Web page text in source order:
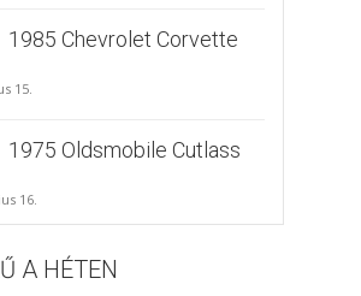
1985 Chevrolet Corvette
15.
1975 Oldsmobile Cutlass
16.
A HÉTEN